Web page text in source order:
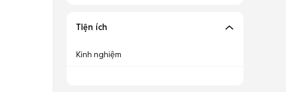
Tiện ích
Kinh nghiệm